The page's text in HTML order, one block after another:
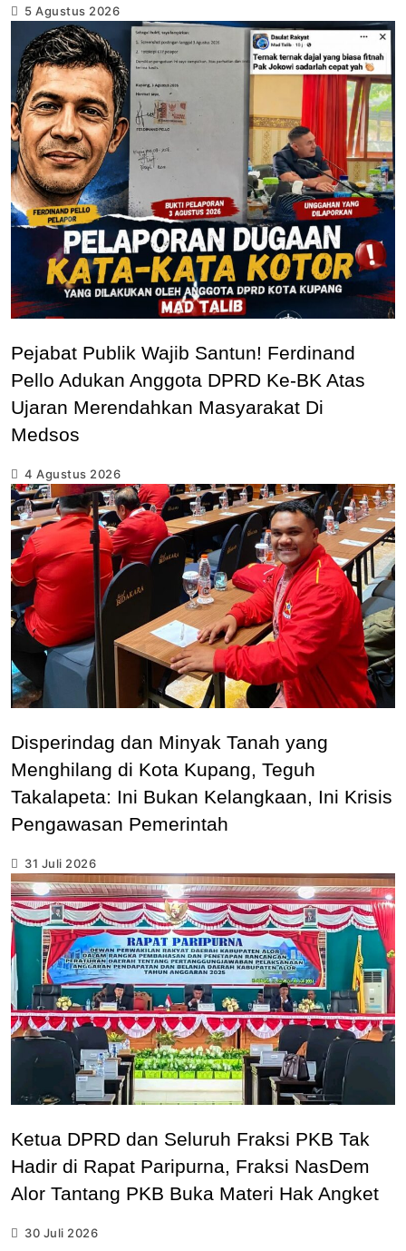
5 Agustus 2026
Pejabat Publik Wajib Santun! Ferdinand
Pello Adukan Anggota DPRD Ke-BK Atas
Ujaran Merendahkan Masyarakat Di
Medsos
4 Agustus 2026
Disperindag dan Minyak Tanah yang
Menghilang di Kota Kupang, Teguh
Takalapeta: Ini Bukan Kelangkaan, Ini Krisis
Pengawasan Pemerintah
31 Juli 2026
Ketua DPRD dan Seluruh Fraksi PKB Tak
Hadir di Rapat Paripurna, Fraksi NasDem
Alor Tantang PKB Buka Materi Hak Angket
30 Juli 2026